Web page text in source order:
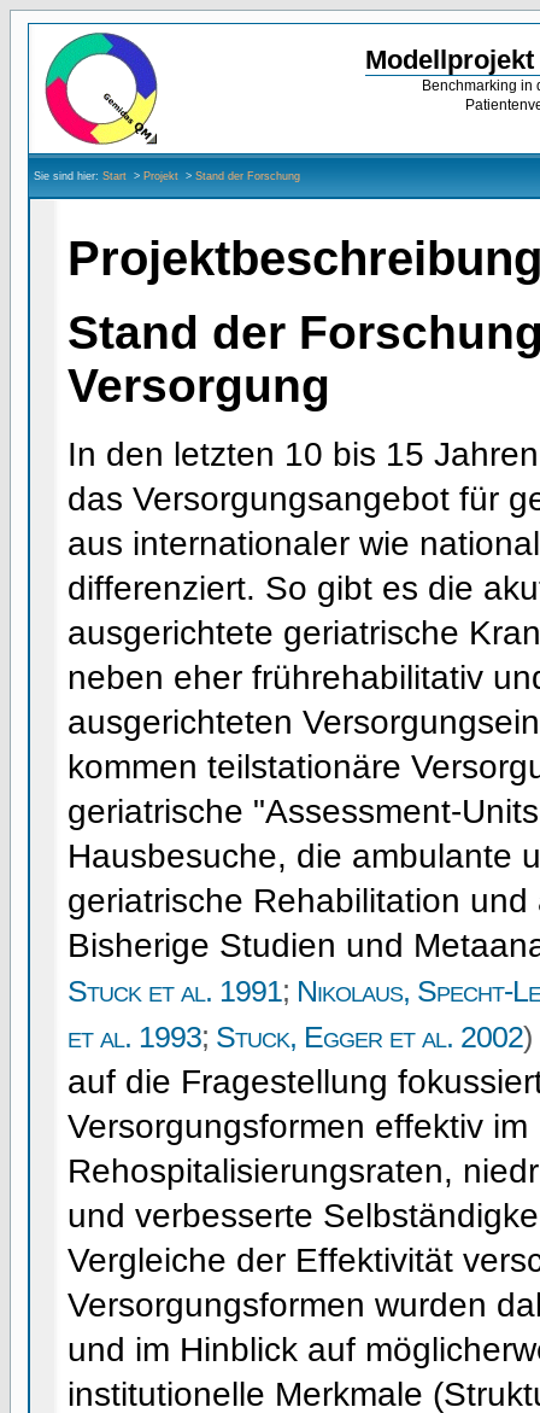
Modellprojekt
Benchmarking in
Sie sind hier:Start > Projekt >Stand der Forschung
Stand der
Versorgung
In den letzten 10 bis 15
das Versorgungsangebot für
aus internationaler wie
differenziert. So gibt es die
ausgerichtete geriatrische
neben eher frührehabilitativ
ausgerichteten
kommen teilstationäre
geriatrische "Assessment-
Hausbesuche, die ambulante
geriatrische Rehabilitation und
Bisherige Studien und
Stuck et al. 1991; Nikolaus, Specht-
et al. 1993; Stuck, Egger et al. 2002)
auf die Fragestellung
Versorgungsformen effektiv
Rehospitalisierungsraten,
und verbesserte
Vergleiche der Effektivität
Versorgungsformen wurden
und im Hinblick auf
institutionelle Merkmale